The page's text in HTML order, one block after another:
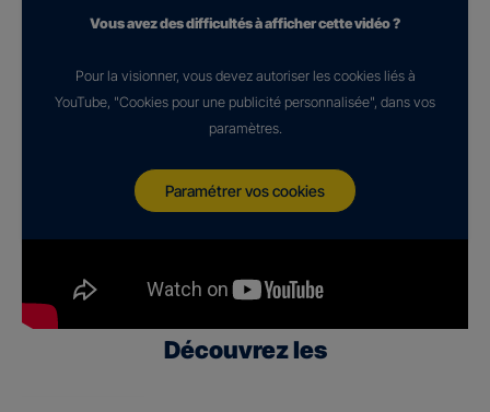
Vous avez des difficultés à afficher cette vidéo ?
Pour la visionner, vous devez autoriser les cookies liés à
YouTube, "Cookies pour une publicité personnalisée", dans vos
paramètres.
Paramétrer vos cookies
Découvrez les